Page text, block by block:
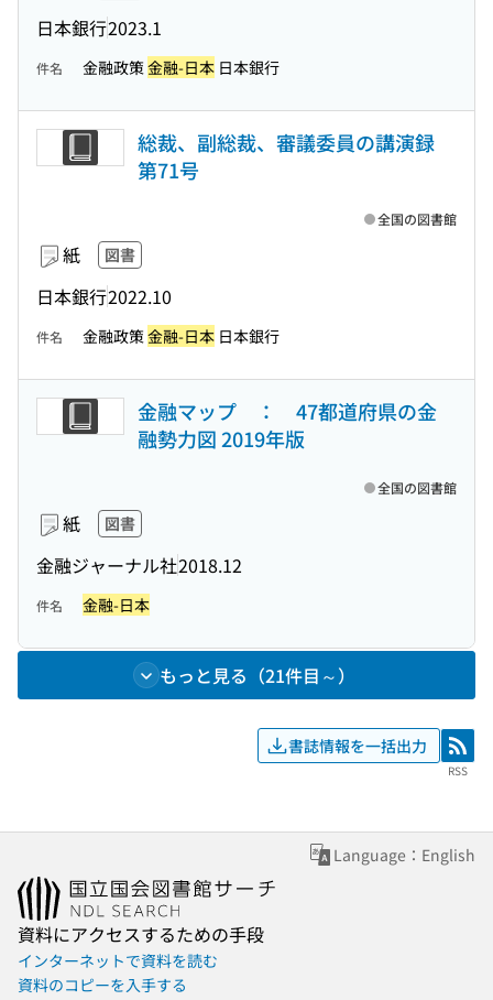
日本銀行2023.1
件名 金融政策金融-日本 日本銀行
総裁、副総裁、審議委員の講演録
第71号
紙 図書
日本銀行2022.10
全国の図書館
件名 金融政策金融-日本 日本銀行
金融マップ ： 47都道府県の金
融勢力図 2019年版
紙 図書
金融ジャーナル社2018.12
全国の図書館
件名 金融-日本
もっと見る（21件目～）
書誌情報を一括出力 RSS
RSS
Language：English
資料にアクセスするための手段
インターネットで資料を読む
資料のコピーを入手する